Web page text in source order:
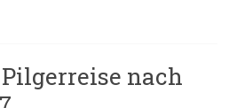
nach